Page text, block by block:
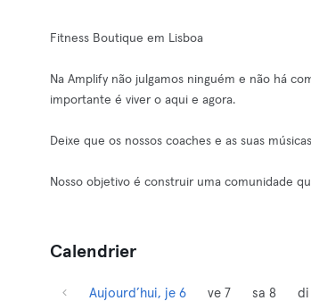
Fitness Boutique em Lisboa
Na Amplify não julgamos ninguém e não há
importante é viver o aqui e agora.
Deixe que os nossos coaches e as suas
Nosso objetivo é construir uma comunidade
Calendrier
Aujourd’hui, je 6 ve 7 sa 8 di